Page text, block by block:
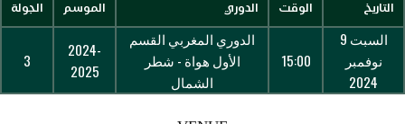
التاريخ الوقت الدوري الموسم الجولة
السبت 9
نوفمبر
2024
15:00
الدوري المغربي القسم
الأول هواة - شطر
الشمال
2024-
2025
3